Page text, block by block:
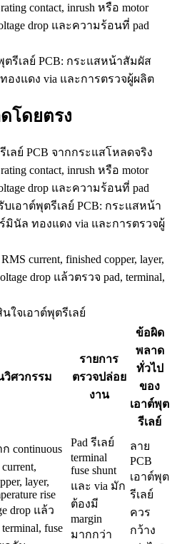
contact, inrush หรือ motor
drop และความร้อนที่ pad
รีเลย์ PCB: กระแสหน้าสัมผัส
องแดง via และการตรวจผู้ผลิต
โดยตรง
ลย์ PCB จากกระแสโหลดจริง
contact, inrush หรือ motor
drop และความร้อนที่ pad
เอาต์พุตรีเลย์ PCB: กระแสหน้า
มินัล ทองแดง via และการตรวจผู้
current, finished copper, layer,
drop แล้วตรวจ pad, terminal,
ใจเอาต์พุตรีเลย์
ศวกรรม
รายการ
ตรวจปล่อย
งาน
ข้อผิด
พลาด
ทั่วไป
ของ
เอาต์พุต
รีเลย์
continuous
layer,
rise
drop แล้ว
fuse
Pad รีเลย์
terminal
fuse shunt
และ via มัก
ต้องมี
margin
มากกว่า
ลาย
PCB
เอาต์พุต
รีเลย์
ควร
กว้าง